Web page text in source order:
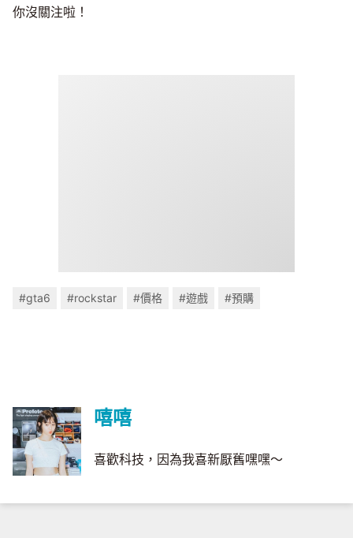
你沒關注啦！
#gta6 #rockstar #價格 #遊戲 #預購
嘻嘻
喜歡科技，因為我喜新厭舊嘿嘿～